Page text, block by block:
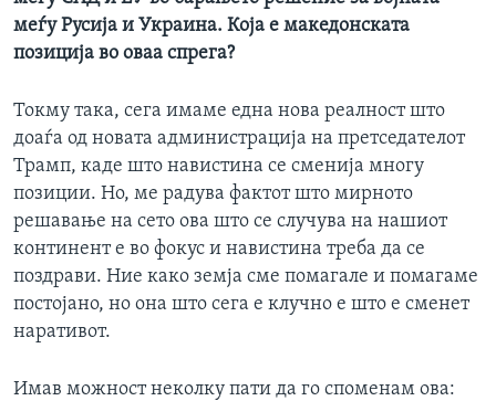
720p 1080p
1080p
меѓу Русија и Украина. Која е македонската
позиција во оваа спрега?
Токму така, сега имаме една нова реалност што
доаѓа од новата администрација на претседателот
Трамп, каде што навистина се сменија многу
позиции. Но, ме радува фактот што мирното
решавање на сето ова што се случува на нашиот
континент е во фокус и навистина треба да се
поздрави. Ние како земја сме помагале и помагаме
постојано, но она што сега е клучно е што е сменет
наративот.
Имав можност неколку пати да го споменам ова: